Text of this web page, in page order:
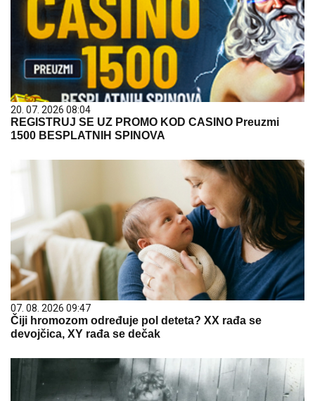
20. 07. 2026 08:04
REGISTRUJ SE UZ PROMO KOD CASINO Preuzmi
1500 BESPLATNIH SPINOVA
07. 08. 2026 09:47
Čiji hromozom određuje pol deteta? XX rađa se
devojčica, XY rađa se dečak